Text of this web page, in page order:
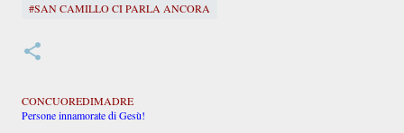
#SAN CAMILLO CI PARLA ANCORA
CONCUOREDIMADRE
Persone innamorate di Gesù!